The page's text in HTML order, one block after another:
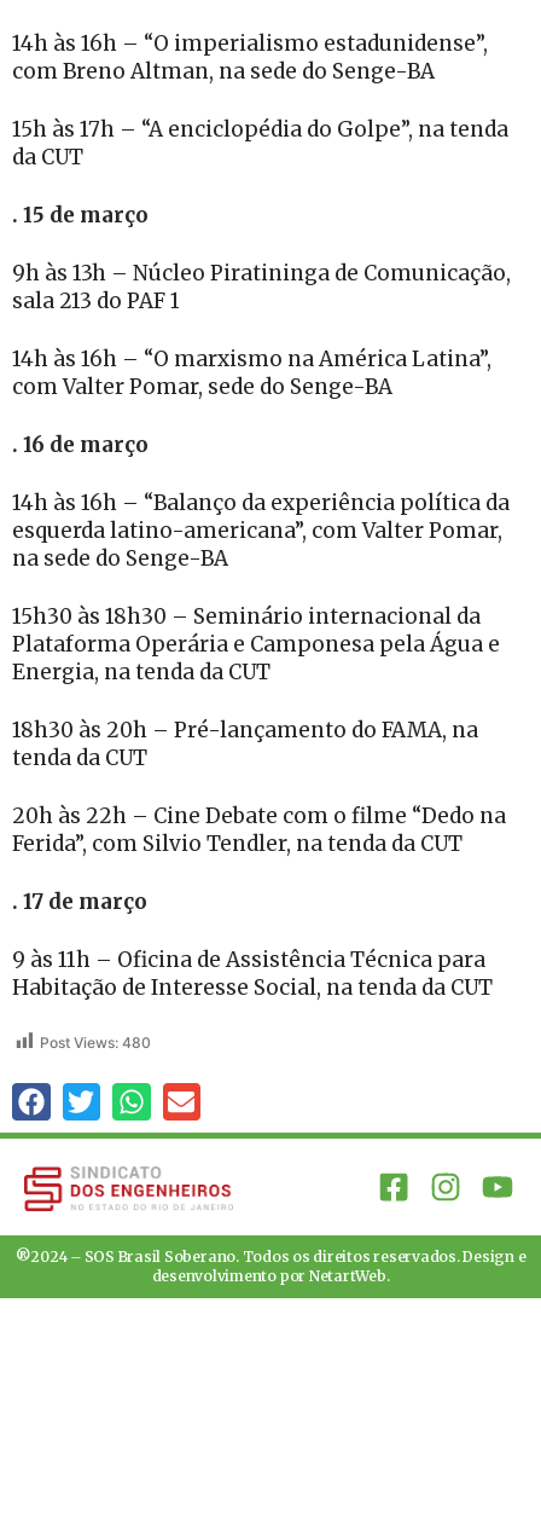
14h às 16h – “O imperialismo estadunidense”,
com Breno Altman, na sede do Senge-BA
15h às 17h – “A enciclopédia do Golpe”, na tenda
da CUT
. 15 de março
9h às 13h – Núcleo Piratininga de Comunicação,
sala 213 do PAF 1
14h às 16h – “O marxismo na América Latina”,
com Valter Pomar, sede do Senge-BA
. 16 de março
14h às 16h – “Balanço da experiência política da
esquerda latino-americana”, com Valter Pomar,
na sede do Senge-BA
15h30 às 18h30 – Seminário internacional da
Plataforma Operária e Camponesa pela Água e
Energia, na tenda da CUT
18h30 às 20h – Pré-lançamento do FAMA, na
tenda da CUT
20h às 22h – Cine Debate com o filme “Dedo na
Ferida”, com Silvio Tendler, na tenda da CUT
. 17 de março
9 às 11h – Oficina de Assistência Técnica para
Habitação de Interesse Social, na tenda da CUT
Post Views: 480
®2024 – SOS Brasil Soberano. Todos os direitos reservados. Design e
desenvolvimento por NetartWeb.